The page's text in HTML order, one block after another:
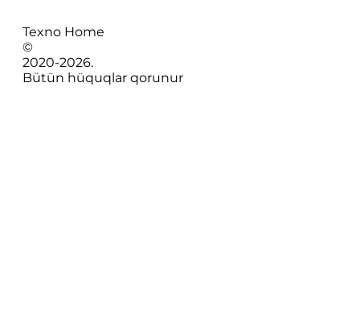
Texno Home
©
2020-2026.
Bütün hüquqlar qorunur